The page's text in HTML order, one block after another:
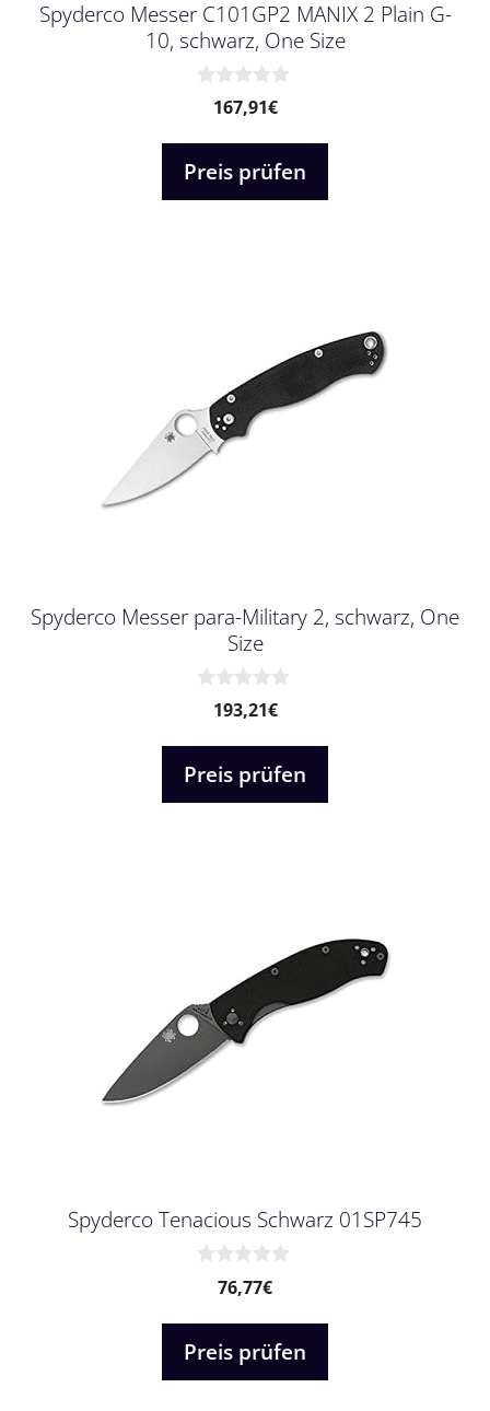
Spyderco Messer C101GP2 MANIX 2 Plain G-
10, schwarz, One Size
5
167,91€
Preis prüfen
Spyderco Messer para-Military 2, schwarz, One
Size
5
193,21€
Preis prüfen
Spyderco Tenacious Schwarz 01SP745
5
76,77€
Preis prüfen